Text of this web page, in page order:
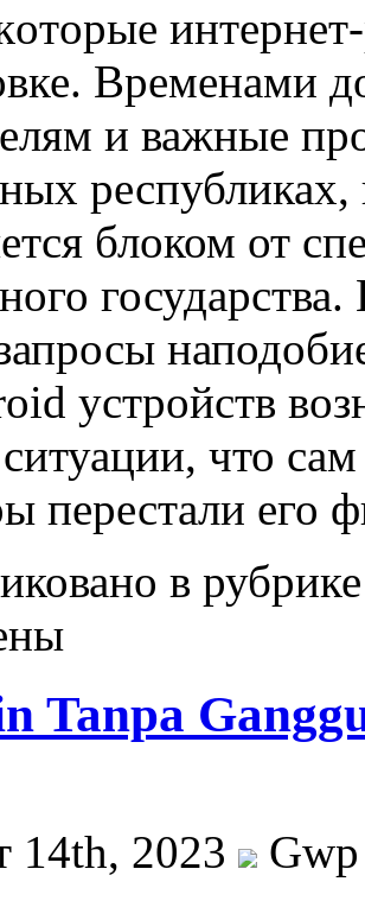
Временами
и важные
блоком от
устройств
что
перестали его
в
Tanpa
14th, 2023
Gwp